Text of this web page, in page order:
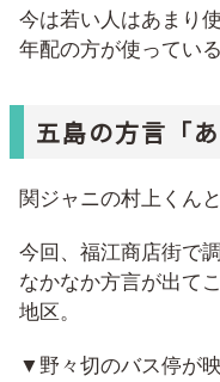
今は若い人はあまり
年配の方が使ってい
五島の方言「
関ジャニの村上くん
今回、福江商店街で
なかなか方言が出て
地区。
▼野々切のバス停が